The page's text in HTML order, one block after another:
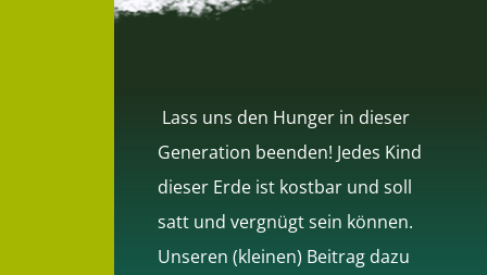
Lass uns den Hunger in dieser
Generation beenden! Jedes Kind
dieser Erde ist kostbar und soll
satt und vergnügt sein können.
Unseren (kleinen) Beitrag dazu